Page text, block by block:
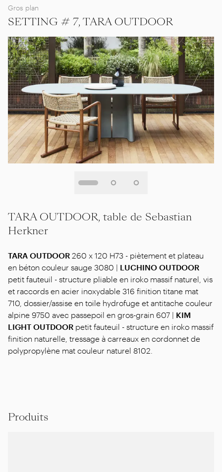
Gros plan
SETTING # 7, TARA OUTDOOR
TARA OUTDOOR, table de Sebastian
Herkner
TARA OUTDOOR 260 x 120 H73 - piètement et plateau
en béton couleur sauge 3080 | LUCHINO OUTDOOR
petit fauteuil - structure pliable en iroko massif naturel, vis
et raccords en acier inoxydable 316 finition titane mat
710, dossier/assise en toile hydrofuge et antitache couleur
alpine 9750 avec passepoil en gros-grain 607 | KIM
LIGHT OUTDOOR petit fauteuil - structure en iroko massif
finition naturelle, tressage à carreaux en cordonnet de
polypropylène mat couleur naturel 8102.
Produits